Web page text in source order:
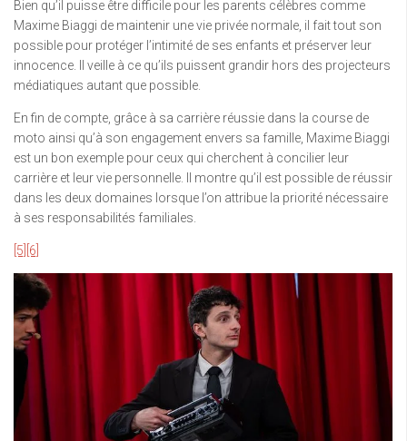
Bien qu’il puisse être difficile pour les parents célèbres comme
Maxime Biaggi de maintenir une vie privée normale, il fait tout son
possible pour protéger l’intimité de ses enfants et préserver leur
innocence. Il veille à ce qu’ils puissent grandir hors des projecteurs
médiatiques autant que possible.
En fin de compte, grâce à sa carrière réussie dans la course de
moto ainsi qu’à son engagement envers sa famille, Maxime Biaggi
est un bon exemple pour ceux qui cherchent à concilier leur
carrière et leur vie personnelle. Il montre qu’il est possible de réussir
dans les deux domaines lorsque l’on attribue la priorité nécessaire
à ses responsabilités familiales.
[5] [6]